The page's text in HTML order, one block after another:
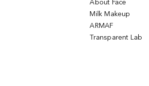
About Face
Milk Makeup
ARMAF
Transparent Lab